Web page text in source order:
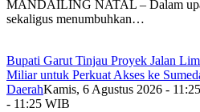
MANDAILING NATAL – Dalam
sekaligus menumbuhkan…
Bupati Garut Tinjau Proyek Jalan
Miliar untuk Perkuat Akses ke
DaerahKamis, 6 Agustus 2026 -
- 11:25 WIB